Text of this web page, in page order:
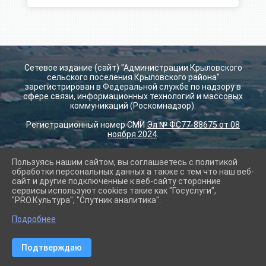
Сетевое издание (сайт) "Администрации Крыловского
сельского поселения Крыловского района"
зарегистрирован в Федеральной службе по надзору в
сфере связи, информационных технологий и массовых
коммуникаций (Роскомнадзор).
Регистрационный номер СМИ Эл № ФС77-88675 от 08
ноября 2024
2026 г. krilovskay.ru
Вход
Карта сайта
Политика обработки персональных данных
Сделано на KubCMS
Пользуясь нашим сайтом, вы соглашаетесь с политикой
обработки персональных данных а также с тем что наш веб-
сайт и другие подключенные к веб-сайту сторонние
сервисы используют cookies такие как "Госуслуги",
"PRO.Культура", "Спутник аналитика".
Подробнее
Подтверждаю